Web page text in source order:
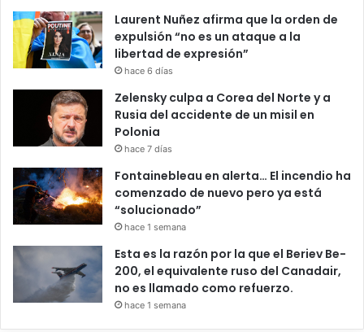
Laurent Nuñez afirma que la orden de
expulsión “no es un ataque a la
libertad de expresión”
hace 6 días
Zelensky culpa a Corea del Norte y a
Rusia del accidente de un misil en
Polonia
hace 7 días
Fontainebleau en alerta… El incendio ha
comenzado de nuevo pero ya está
“solucionado”
hace 1 semana
Esta es la razón por la que el Beriev Be-
200, el equivalente ruso del Canadair,
no es llamado como refuerzo.
hace 1 semana